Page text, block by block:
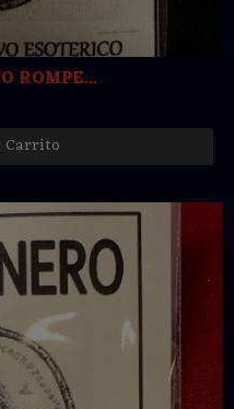
ROMPE...